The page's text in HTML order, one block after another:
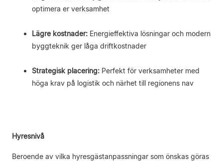
optimera er verksamhet
Lägre kostnader: Energieffektiva lösningar och modern
byggteknik ger låga driftkostnader
Strategisk placering: Perfekt för verksamheter med
höga krav på logistik och närhet till regionens nav
Hyresnivå
Beroende av vilka hyresgästanpassningar som önskas göras